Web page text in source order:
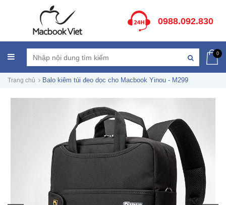
0988.092.830
0
Trang chủ Balo kiêm túi đeo dọc cho Macbook Yinou - M299